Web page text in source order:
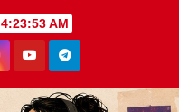
4:23:53 AM